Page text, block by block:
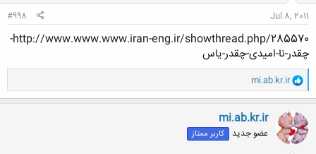
Jul 8, 2011
#998
http://www.www.www.iran-eng.ir/showthread.php/285570-
چقدر-نا-امیدی-چقدر-یاس
و
ا
ک
ن
ش
ه
ا
mi.ab.kr.ir
mi.ab.kr.ir
عضو جدید کاربر ممتاز